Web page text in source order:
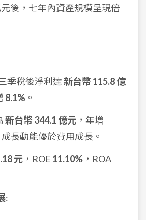
後，七年內資產規模呈現倍
季稅後淨利達新台幣 115.8 億
8.1% 。
新台幣 344.1 億元 ，年增
成長動能優於費用成長。
元 ，ROE 11.10% ，ROA
: